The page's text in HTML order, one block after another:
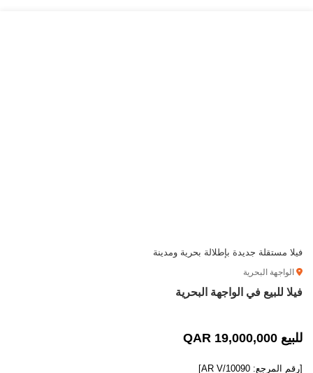
فيلا مستقلة جديدة بإطلالة بحرية ومدينة
الواجهة البحرية
فيلا للبيع في الواجهة البحرية
للبيع 19,000,000 QAR
[رقم المرجع: AR V/10090]